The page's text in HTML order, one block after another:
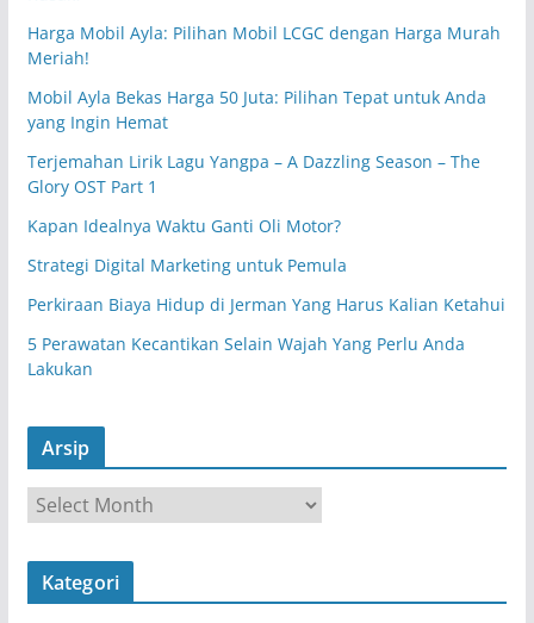
Harga Mobil Ayla: Pilihan Mobil LCGC dengan Harga Murah
Meriah!
Mobil Ayla Bekas Harga 50 Juta: Pilihan Tepat untuk Anda
yang Ingin Hemat
Terjemahan Lirik Lagu Yangpa – A Dazzling Season – The
Glory OST Part 1
Kapan Idealnya Waktu Ganti Oli Motor?
Strategi Digital Marketing untuk Pemula
Perkiraan Biaya Hidup di Jerman Yang Harus Kalian Ketahui
5 Perawatan Kecantikan Selain Wajah Yang Perlu Anda
Lakukan
Arsip
s
Kategori